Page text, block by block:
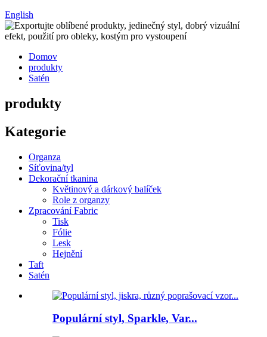
English
Domov
produkty
Satén
produkty
Kategorie
Organza
Síťovina/tyl
Dekorační tkanina
Květinový a dárkový balíček
Role z organzy
Zpracování Fabric
Tisk
Fólie
Lesk
Hejnění
Taft
Satén
Populární styl, Sparkle, Var...